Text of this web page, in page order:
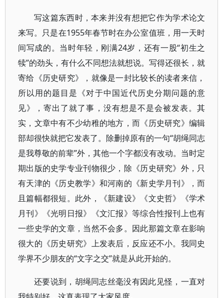
写这篇东西时，本来并没有想把它作为学术论文
来写。只是在1955年春节时在办公室值班，用一天时
间写成的。当时年轻，刚满24岁，还有一股“初生之
犊”的劲头，有什么不同想法就想说。写得还很长，就
寄给《历史研究》，就像是一封比较长的读者来信，
所以用的题目是《对于中国近代历史分期问题的意
见》，寄出了就了事，没有想是不是会被发表。其
实，文章中有不少幼稚的地方，而《历史研究》编辑
部却很快就把它发表了。除删掉原有的一句“胡绳同志
是我尊敬的前辈”外，其他一个字都没有改动。当时定
期出版的史学专业刊物很少，除《历史研究》外，只
有天津的《历史教学》和河南的《新史学月刊》，而
且篇幅都很短。此外，《新建设》《文史哲》《学术
月刊》《光明日报》《文汇报》等综合性报刊上也有
一些史学的文章，当然不会多。因此那篇文章在影响
很大的《历史研究》上发表后，反应还不小。我同史
学界不少朋友的“文字之交”就是从此开始的。
还要说到，胡绳同志丝毫没有因此见怪，一直对